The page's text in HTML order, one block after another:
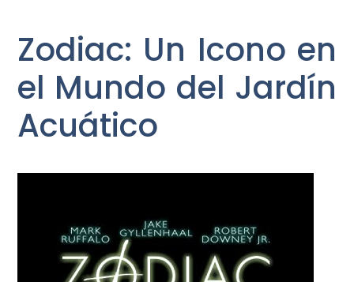
Zodiac: Un Icono en
el Mundo del Jardín
Acuático